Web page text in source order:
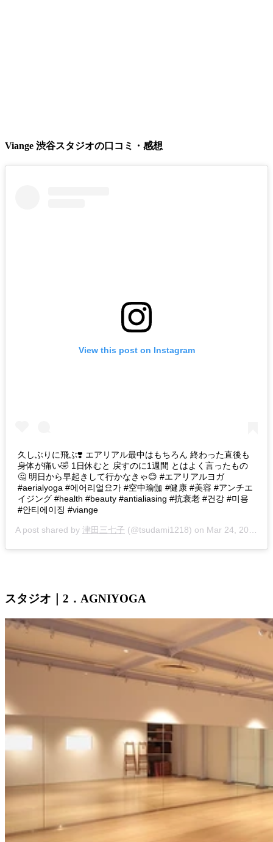
Viange 渋谷スタジオの口コミ・感想
View this post on Instagram
久しぶりに飛ぶ❣️ エアリアル最中はもちろん 終わった直後も
身体が痛い🤣 1日休むと 戻すのに1週間 とはよく言ったもの
🤔 明日から早起きして行かなきゃ😊 #エアリアルヨガ
#aerialyoga #에어리얼요가 #空中瑜伽 #健康 #美容 #アンチエ
イジング #health #beauty #antialiasing #抗衰老 #건강 #미용
#안티에이징 #viange
A post shared by 津田三七子 (@tsudami1218) on Mar 24, 2020 at 12:19am PDT
スタジオ｜2．AGNIYOGA